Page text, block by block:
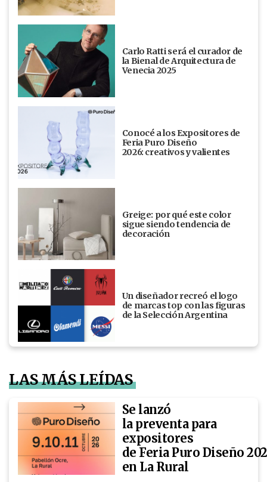
Carlo Ratti será el curador de
la Bienal de Arquitectura de
Venecia 2025
Conocé a los Expositores de
Feria Puro Diseño
2026: creativos y valientes
Greige: por qué este color
sigue siendo tendencia de
decoración
Un diseñador recreó el logo
de marcas top con las figuras
de la Selección Argentina
LAS MÁS LEÍDAS
Se lanzó
la preventa para
expositores
de Feria Puro Diseño
en La Rural